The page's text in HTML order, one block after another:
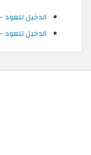
الدخيل
الدخيل